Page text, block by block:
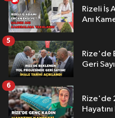
Rizeli İş
Anı
Rize'de
Geri
5
Rize'de
6